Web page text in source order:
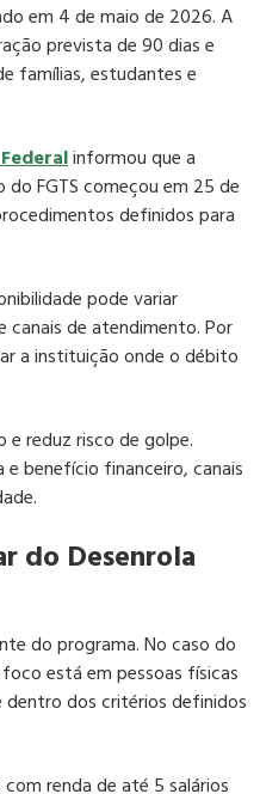
em 4 de maio de 2026. A
prevista de 90 dias e
famílias, estudantes e
informou que a
FGTS começou em 25 de
definidos para
pode variar
de atendimento. Por
a instituição onde o débito
reduz risco de golpe.
benefício financeiro, canais
do Desenrola
do programa. No caso do
está em pessoas físicas
dentro dos critérios definidos
renda de até 5 salários